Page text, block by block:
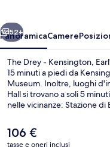
Court
Avanti
52+
PanoramicaCamere
The Drey - Kensington,
15 minuti a piedi da
Museum. Inoltre, luoghi
Hall si trovano a soli 5
nelle vicinanze: Stazione di
Il
prezzo
106 €
tasse e oneri inclusi